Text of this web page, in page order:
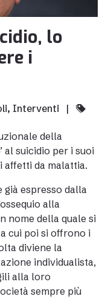
lo
i
, Interventi |
della
al suicidio per i suoi
affetti da malattia.
espresso dalla
alla
nome della quale si
cui poi si offrono i
diviene la
individualista,
alla loro
sempre più